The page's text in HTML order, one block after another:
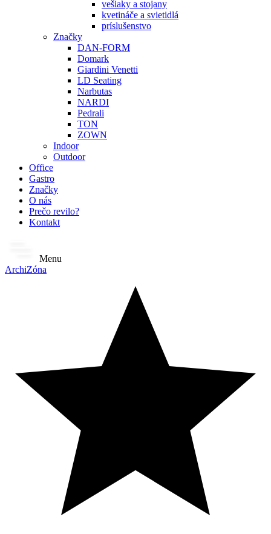
vešiaky a stojany
kvetináče a svietidlá
príslušenstvo
Značky
DAN-FORM
Domark
Giardini Venetti
LD Seating
Narbutas
NARDI
Pedrali
TON
ZOWN
Indoor
Outdoor
Office
Gastro
Značky
O nás
Prečo revilo?
Kontakt
Menu
ArchiZóna